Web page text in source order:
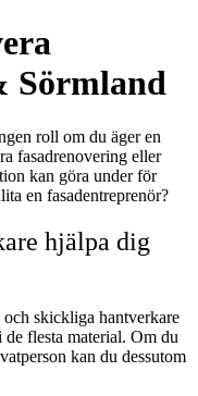
Sörmland
roll om du äger en
fasadrenovering eller
kan göra under för
en fasadentreprenör?
hjälpa dig
och skickliga hantverkare
flesta material. Om du
kan du dessutom